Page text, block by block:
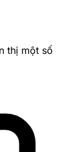
thị một số